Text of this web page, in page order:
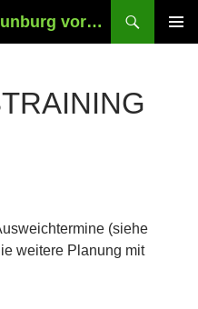
Gebietsverkehrswacht Neunburg vorm Wald und Umgebung e.V.
(siehe
weitere Planung mit